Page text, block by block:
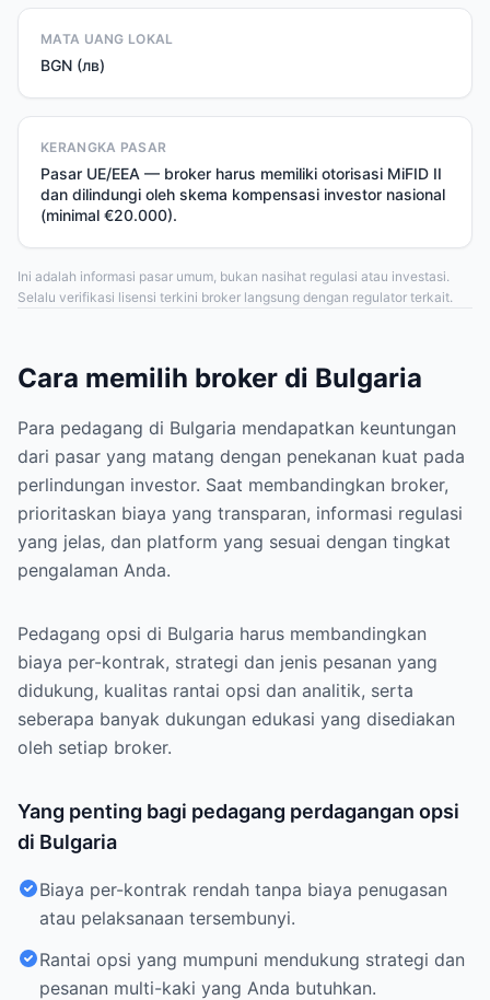
MATA UANG LOKAL
BGN (лв)
KERANGKA PASAR
Pasar UE/EEA — broker harus memiliki otorisasi MiFID II
dan dilindungi oleh skema kompensasi investor nasional
(minimal €20.000).
Ini adalah informasi pasar umum, bukan nasihat regulasi atau investasi.
Selalu verifikasi lisensi terkini broker langsung dengan regulator terkait.
Cara memilih broker di Bulgaria
Para pedagang di Bulgaria mendapatkan keuntungan
dari pasar yang matang dengan penekanan kuat pada
perlindungan investor. Saat membandingkan broker,
prioritaskan biaya yang transparan, informasi regulasi
yang jelas, dan platform yang sesuai dengan tingkat
pengalaman Anda.
Pedagang opsi di Bulgaria harus membandingkan
biaya per-kontrak, strategi dan jenis pesanan yang
didukung, kualitas rantai opsi dan analitik, serta
seberapa banyak dukungan edukasi yang disediakan
oleh setiap broker.
Yang penting bagi pedagang perdagangan opsi
di Bulgaria
Biaya per-kontrak rendah tanpa biaya penugasan
atau pelaksanaan tersembunyi.
Rantai opsi yang mumpuni mendukung strategi dan
pesanan multi-kaki yang Anda butuhkan.